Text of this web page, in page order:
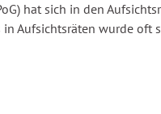
hat sich in den
Aufsichtsräten wurde